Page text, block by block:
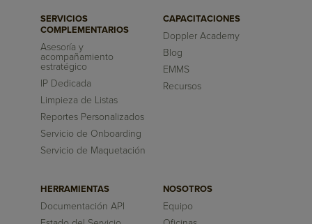
SERVICIOS
COMPLEMENTARIOS
Asesoría y
acompañamiento
estratégico
IP Dedicada
Limpieza de Listas
Reportes Personalizados
Servicio de Onboarding
Servicio de Maquetación
CAPACITACIONES
Doppler Academy
Blog
EMMS
Recursos
HERRAMIENTAS
Documentación API
NOSOTROS
Equipo